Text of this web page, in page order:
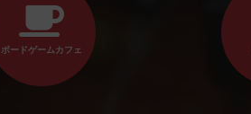
ボードゲームカフェ